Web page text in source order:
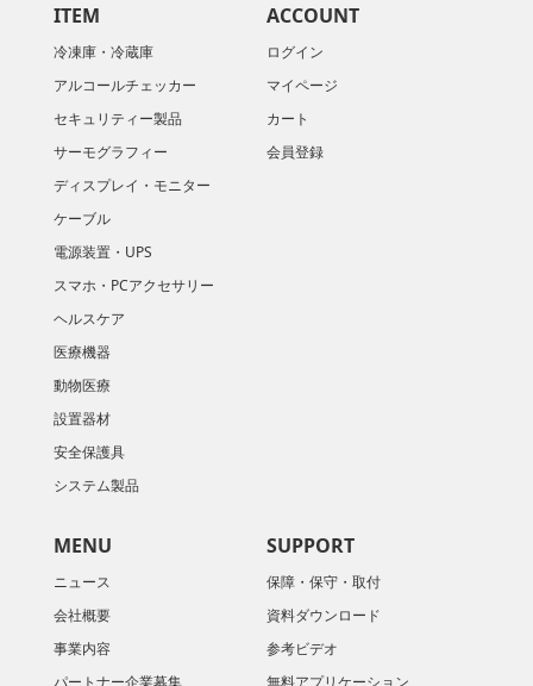
ITEM
冷凍庫・冷蔵庫
アルコールチェッカー
セキュリティー製品
サーモグラフィー
ディスプレイ・モニター
ケーブル
電源装置・UPS
スマホ・PCアクセサリー
ヘルスケア
医療機器
動物医療
設置器材
安全保護具
システム製品
ACCOUNT
ログイン
マイページ
カート
会員登録
MENU
ニュース
会社概要
​事業内容
パートナー企業募集
SUPPORT
保障・保守・取付
資料ダウンロード
参考ビデオ
無料アプリケーション